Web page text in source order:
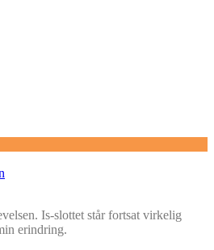
Is-slottet står fortsat virkelig
erindring.